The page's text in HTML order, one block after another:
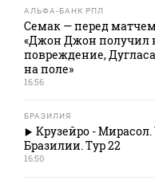
АЛЬФА-БАНК РПЛ
Семак — перед
«Джон Джон получил
повреждение,
на поле»
16:56
БРАЗИЛИЯ
Крузейро -
Бразилии. Тур 22
16:50